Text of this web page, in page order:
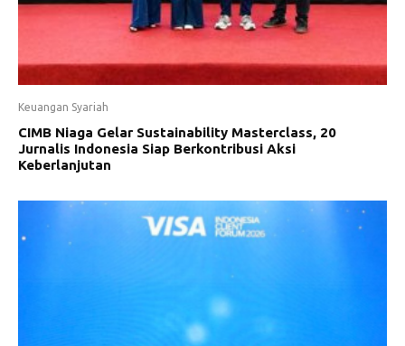
Keuangan Syariah
CIMB Niaga Gelar Sustainability Masterclass, 20
Jurnalis Indonesia Siap Berkontribusi Aksi
Keberlanjutan